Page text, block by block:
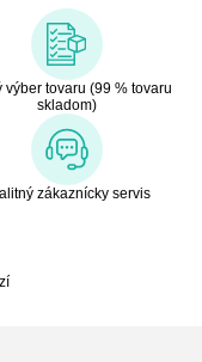
výber tovaru (99 % tovaru
skladom)
zákaznícky servis